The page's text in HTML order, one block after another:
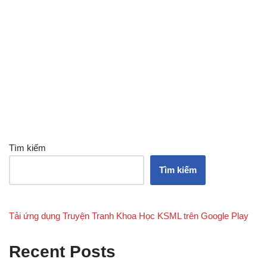
Tìm kiếm
Tìm kiếm
Tải ứng dụng Truyện Tranh Khoa Học KSML trên Google Play
Recent Posts